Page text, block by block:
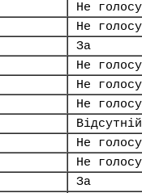
Не
Не
За
Не
Не
Не
Відсутній
Не
Не
За